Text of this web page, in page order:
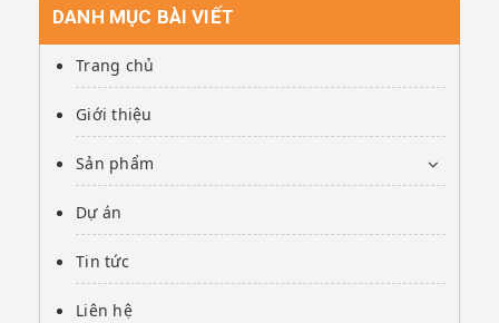
DANH MỤC BÀI VIẾT
Trang chủ
Giới thiệu
Sản phẩm
Dự án
Tin tức
Liên hệ